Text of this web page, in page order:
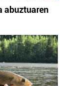
abuztuaren